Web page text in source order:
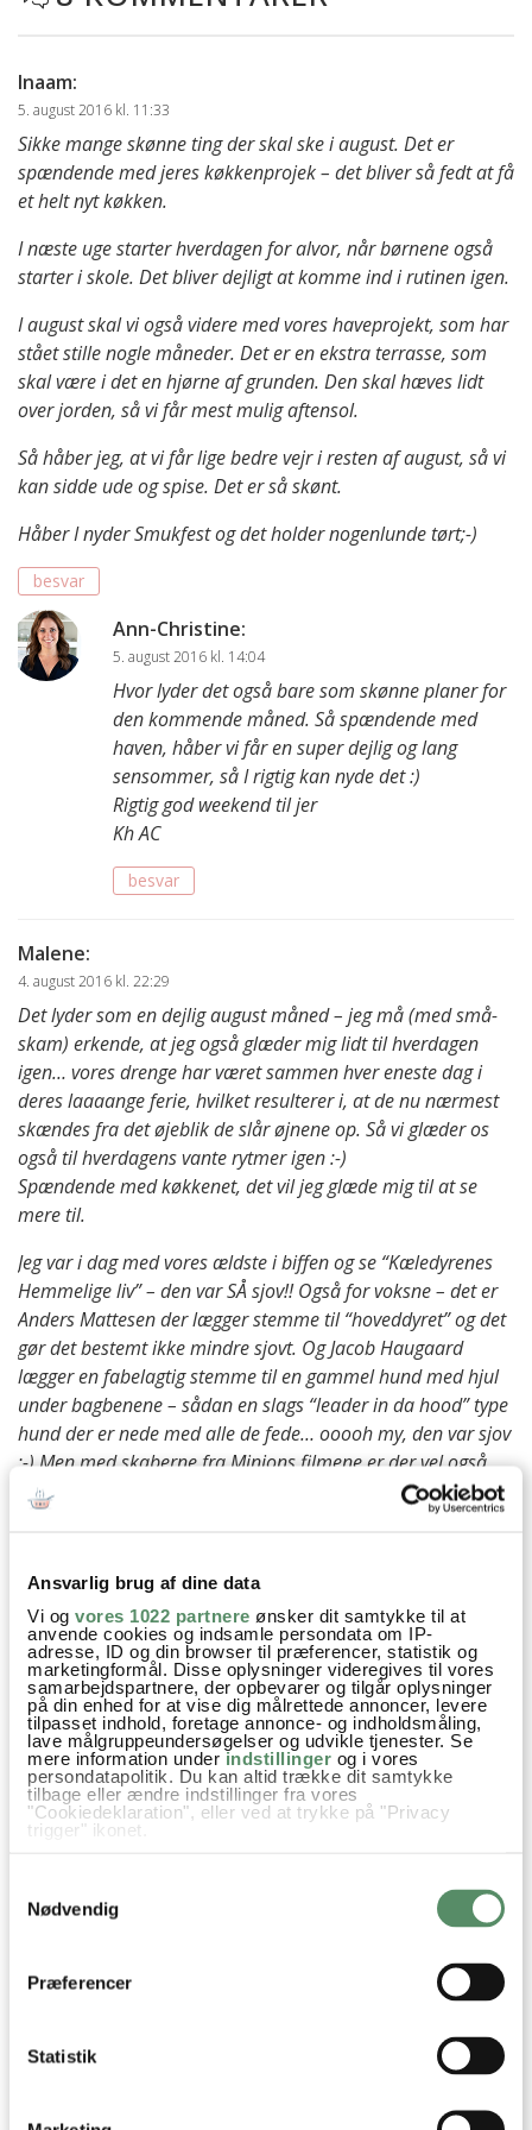
Ansvarlig brug af dine data
Vi og vores 1022 partnere ønsker dit samtykke til at
anvende cookies og indsamle persondata om IP-
adresse, ID og din browser til præferencer, statistik og
marketingformål. Disse oplysninger videregives til vores
samarbejdspartnere, der opbevarer og tilgår oplysninger
på din enhed for at vise dig målrettede annoncer, levere
tilpasset indhold, foretage annonce- og indholdsmåling,
lave målgruppeundersøgelser og udvikle tjenester. Se
mere information underindstillinger og i vores
persondatapolitik. Du kan altid trække dit samtykke
tilbage eller ændre indstillinger fra vores
"Cookiedeklaration", eller ved at trykke på "Privacy
trigger" ikonet.
Indsamle præcise oplysninger om din placering,
der kan være nøjagtig inden for få meter
Identificere din enhed baseret på en scanning af
Nødvendig
Præferencer
Statistik
Inaam:
5. august 2016 kl. 11:33
Sikke mange skønne ting der skal ske i august. Det er
spændende med jeres køkkenprojek – det bliver så fedt at få
et helt nyt køkken.
I næste uge starter hverdagen for alvor, når børnene også
starter i skole. Det bliver dejligt at komme ind i rutinen igen.
I august skal vi også videre med vores haveprojekt, som har
stået stille nogle måneder. Det er en ekstra terrasse, som
skal være i det en hjørne af grunden. Den skal hæves lidt
over jorden, så vi får mest mulig aftensol.
Så håber jeg, at vi får lige bedre vejr i resten af august, så vi
kan sidde ude og spise. Det er så skønt.
Håber I nyder Smukfest og det holder nogenlunde tørt;-)
besvar
Ann-Christine:
5. august 2016 kl. 14:04
Hvor lyder det også bare som skønne planer for
den kommende måned. Så spændende med
haven, håber vi får en super dejlig og lang
sensommer, så I rigtig kan nyde det :)
Rigtig god weekend til jer
Kh AC
besvar
Malene:
4. august 2016 kl. 22:29
Det lyder som en dejlig august måned – jeg må (med små-
skam) erkende, at jeg også glæder mig lidt til hverdagen
igen… vores drenge har været sammen hver eneste dag i
deres laaaange ferie, hvilket resulterer i, at de nu nærmest
skændes fra det øjeblik de slår øjnene op. Så vi glæder os
også til hverdagens vante rytmer igen :-)
Spændende med køkkenet, det vil jeg glæde mig til at se
mere til.
Jeg var i dag med vores ældste i biffen og se “Kæledyrenes
Hemmelige liv” – den var SÅ sjov!! Også for voksne – det er
Anders Mattesen der lægger stemme til “hoveddyret” og det
gør det bestemt ikke mindre sjovt. Og Jacob Haugaard
lægger en fabelagtig stemme til en gammel hund med hjul
under bagbenene – sådan en slags “leader in da hood” type
hund der er nede med alle de fede… ooooh my, den var sjov
:-) Men med skaberne fra Minions filmene er der vel også
garanti for succes ;-)
besvar
Ann-Christine:
5. august 2016 kl. 14:02
Det kan jeg altså sagtens forstå – det er så
hårdt, når de lige kommer ind i en dum vane
med at skændtes for meget! Så er det nemlig tit
godt med et sceneskift af en eller anden slags ;)
Og jubii, nu glæder jeg mig endnu mere til at se
Ha´ en skøn weekend
Marianne